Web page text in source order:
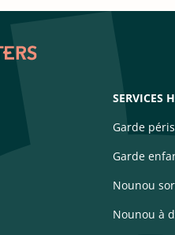
SERVICES
Garde
Garde
Nounou
Nounou à